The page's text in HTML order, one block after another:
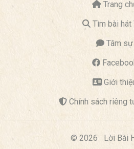
Trang
Tìm bài hát
Tâm sự
Giới
Chính sách riêng
© 2026 Lời Bài